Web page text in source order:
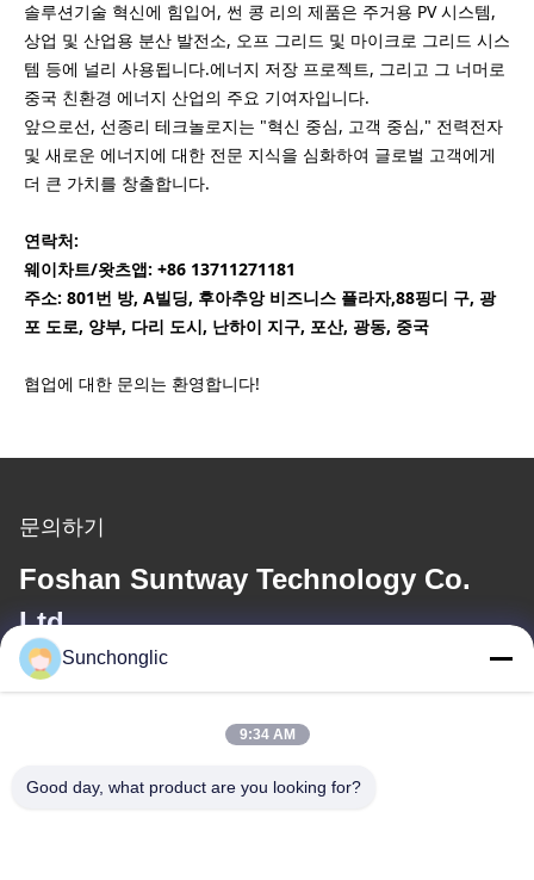
솔루션기술 혁신에 힘입어, 썬 콩 리의 제품은 주거용 PV 시스템,
상업 및 산업용 분산 발전소, 오프 그리드 및 마이크로 그리드 시스
템 등에 널리 사용됩니다.에너지 저장 프로젝트, 그리고 그 너머로
중국 친환경 에너지 산업의 주요 기여자입니다.
앞으로선, 선종리 테크놀로지는 "혁신 중심, 고객 중심," 전력전자
및 새로운 에너지에 대한 전문 지식을 심화하여 글로벌 고객에게
더 큰 가치를 창출합니다.
연락처:
웨이차트/왓츠앱: +86 13711271181
주소: 801번 방, A빌딩, 후아추앙 비즈니스 플라자,88핑디 구, 광
포 도로, 양부, 다리 도시, 난하이 지구, 포산, 광동, 중국
협업에 대한 문의는 환영합니다!
문의하기
Foshan Suntway Technology Co.
Ltd.
이메일
factory01@sunchonglic.com
Sunchonglic
9:34 AM
Good day, what product are you looking for?